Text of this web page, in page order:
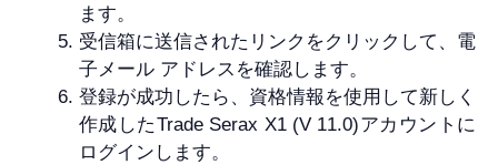
ます。
受信箱に送信されたリンクをクリックして、電
子メール アドレスを確認します。
登録が成功したら、資格情報を使用して新しく
作成したTrade Serax X1 (V 11.0)アカウントに
ログインします。